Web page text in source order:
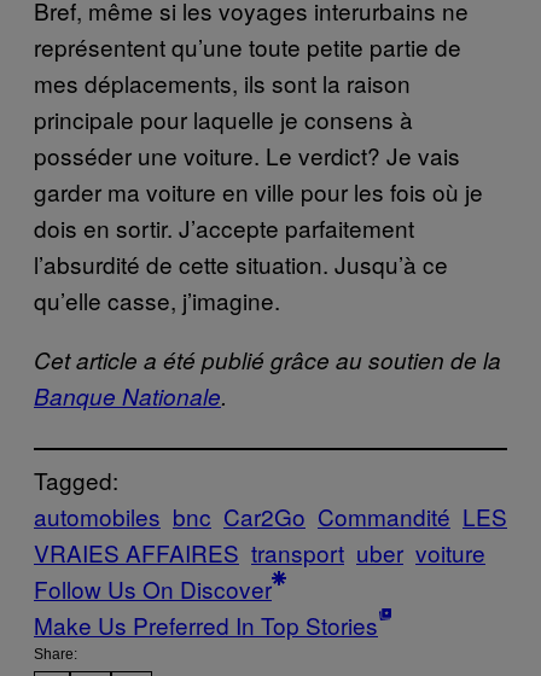
Bref, même si les voyages interurbains ne
représentent qu’une toute petite partie de
mes déplacements, ils sont la raison
principale pour laquelle je consens à
posséder une voiture. Le verdict? Je vais
garder ma voiture en ville pour les fois où je
dois en sortir. J’accepte parfaitement
l’absurdité de cette situation. Jusqu’à ce
qu’elle casse, j’imagine.
Cet article a été publié grâce au soutien de la
Banque Nationale.
Tagged:
automobiles bnc Car2Go Commandité LES
VRAIES AFFAIRES transport uber voiture
Follow Us On Discover
Make Us Preferred In Top Stories
Share: